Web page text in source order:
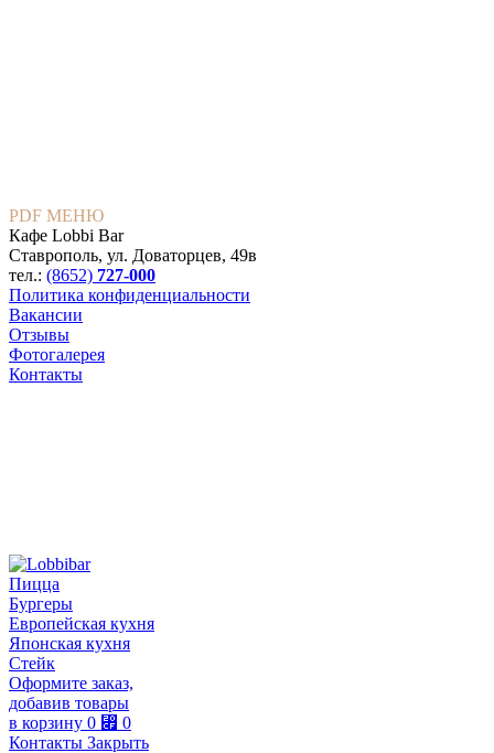
PDF МЕНЮ
Кафе Lobbi Bar
Ставрополь, ул. Доваторцев, 49в
тел.: (8652) 727-000
Политика конфиденциальности
Вакансии
Отзывы
Фотогалерея
Контакты
Пицца
Бургеры
Европейская кухня
Японская кухня
Стейк
Оформите заказ,
добавив товары
в корзину 0 ⃏ 0
Контакты Закрыть